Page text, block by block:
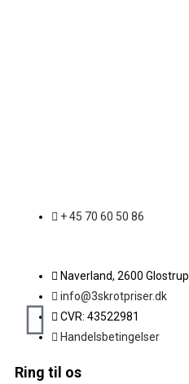
+ 45 70 60 50 86
Naverland, 2600 Glostrup
info@3skrotpriser.dk
CVR: 43522981
Handelsbetingelser
Ring til os